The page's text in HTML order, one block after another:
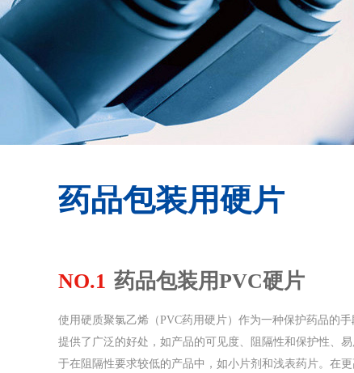
药品包装用硬片
NO.1 药品包装用PVC硬片
使用硬质聚氯乙烯（PVC药用硬片）作为一种保护药品的
提供了广泛的好处，如产品的可见度、阻隔性和保护性、
于在阻隔性要求较低的产品中，如小片剂和浅表药片。在